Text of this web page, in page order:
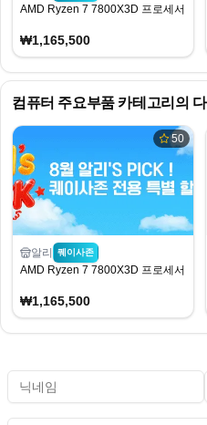
AMD Ryzen 7 7800X3D 프로세서
₩1,165,500
컴퓨터 주요부품카테고리의
50
알리 퀘이사존
AMD Ryzen 7 7800X3D 프로세서
₩1,165,500